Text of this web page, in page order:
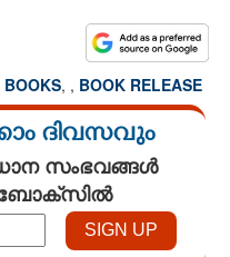
BOOKS, , BOOK RELEASE
ദിവസവും
സംഭവങ്ങൾ